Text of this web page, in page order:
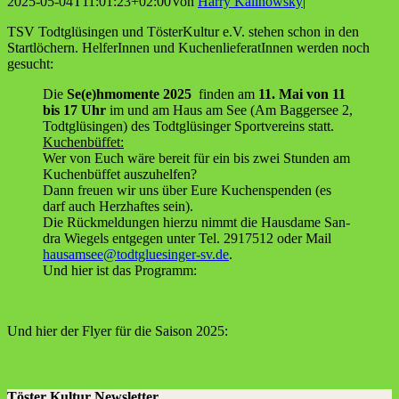
TSV Todt­glüsin­gen und Tös­ter­Kul­tur e.V. ste­hen schon in den
Start­lö­chern. Hel­fe­rIn­nen und Kuchen­lie­fe­ra­tIn­nen wer­den noch
gesucht:
Die Se(e)hmomente 2025 fin­den am 11. Mai von 11
bis 17 Uhr im und am Haus am See (Am Bag­ger­see 2,
Todt­glüsin­gen) des Todt­glüsin­ger Sport­ver­eins statt.
Kuchen­büf­fet:
Wer von Euch wäre bereit für ein bis zwei Stun­den am
Kuchen­büf­fet auszuhelfen?
Dann freu­en wir uns über Eure Kuchen­spen­den (es
darf auch Herz­haf­tes sein).
Die Rück­mel­dun­gen hier­zu nimmt die Haus­da­me San­
dra Wie­gels ent­ge­gen unter Tel. 2917512 oder Mail
hausamsee@todtgluesinger-sv.de.
Und hier ist das Programm:
Und hier der Fly­er für die Sai­son 2025: